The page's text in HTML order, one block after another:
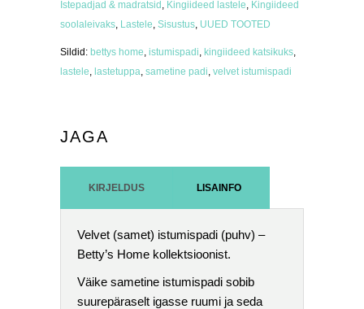
Istepadjad & madratsid , Kingiideed lastele, Kingiideed
soolaleivaks, Lastele, Sisustus, UUED TOOTED
Sildid: bettys home, istumispadi, kingiideed katsikuks,
lastele, lastetuppa, sametine padi, velvet istumispadi
JAGA
KIRJELDUS LISAINFO
Velvet (samet) istumispadi (puhv) –
Betty’s Home kollektsioonist.
Väike sametine istumispadi sobib
suurepäraselt igasse ruumi ja seda